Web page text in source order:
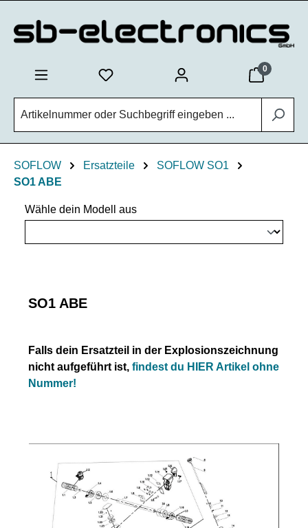
0
SOFLOW Ersatzteile
SOFLOW SO1
SO1 ABE
Wähle dein Modell aus
SO1 ABE
Falls dein Ersatzteil in der Explosionszeichnung
nicht aufgeführt ist, findest du HIER Artikel ohne
Nummer!